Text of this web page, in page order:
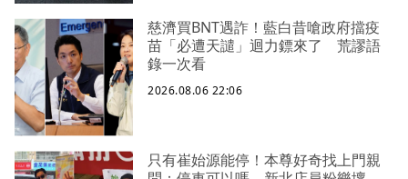
慈濟買BNT遇詐！藍白昔嗆政府擋疫
苗「必遭天譴」迴力鏢來了 荒謬語
錄一次看
2026.08.06 22:06
只有崔始源能停！本尊好奇找上門親